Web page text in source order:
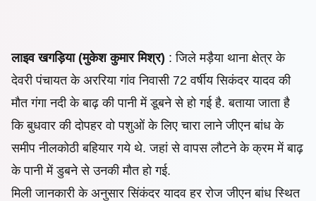
लाइव खगड़िया (मुकेश कुमार मिश्र) : जिले मड़ैया थाना क्षेत्र के
देवरी पंचायत के अररिया गांव निवासी 72 वर्षीय सिकंदर यादव की
मौत गंगा नदी के बाढ़ की पानी में डूबने से हो गई है. बताया जाता है
कि बुधवार की दोपहर वो पशुओं के लिए चारा लाने जीएन बांध के
समीप नीलकोठी बहियार गये थे. जहां से वापस लौटने के क्रम में बाढ़
के पानी में डुबने से उनकी मौत हो गई.
मिली जानकारी के अनुसार सिंकंदर यादव हर रोज जीएन बांध स्थित